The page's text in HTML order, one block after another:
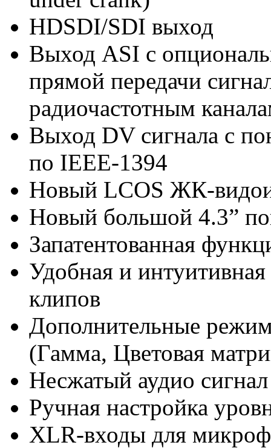
HDSDI/SDI выход
Выход ASI с
прямой передачи
радиочастотным
Выход DV сигнала с
по IEEE-1394
Новый LCOS ЖК-
Новый большой 4.3”
Запатентованная
Удобная и
клипов
Дополнительные
(Гамма, Цветовая
Несжатый аудио
Ручная настройка
XLR-входы для